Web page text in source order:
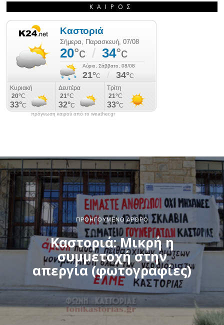
ΚΑΙΡΌΣ
πρόγνωση καιρού από το weather.gr
ΠΡΟΗΓΟΎΜΕΝΟ ΆΡΘΡΟ
Καστοριά: Μικρή η
συμμετοχή στην
απεργία (φωτογραφίες)